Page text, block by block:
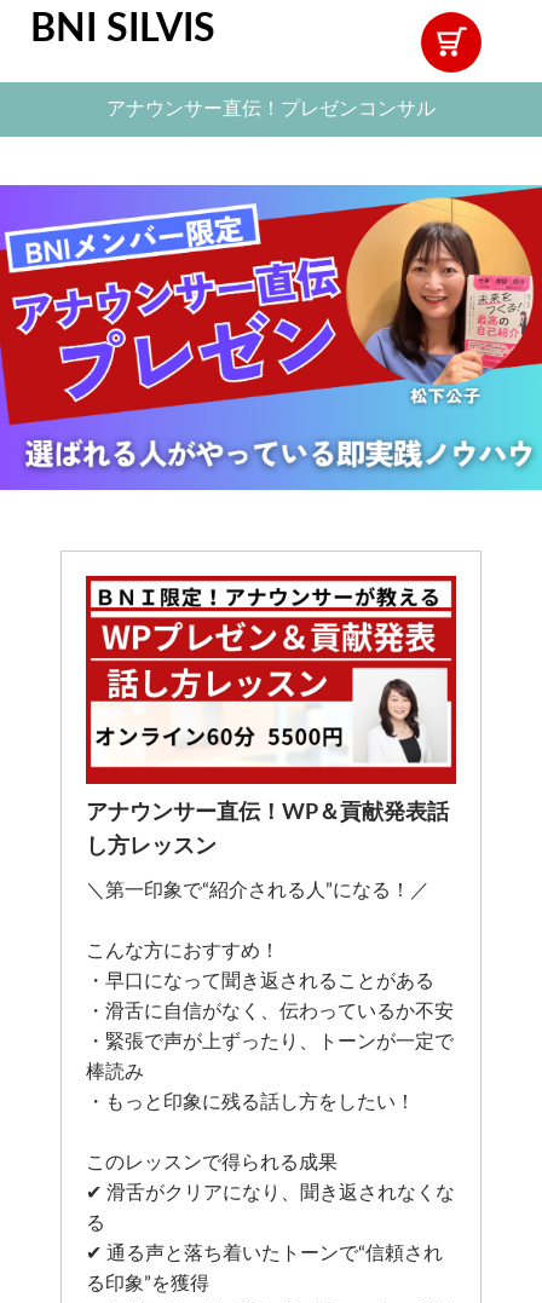
BNI SILVIS
アナウンサー直伝！プレゼンコンサル
アナウンサー直伝！WP＆貢献発表話
し方レッスン
＼第一印象で“紹介される人”になる！／
こんな方におすすめ！
・早口になって聞き返されることがある
・滑舌に自信がなく、伝わっているか不安
・緊張で声が上ずったり、トーンが一定で
棒読み
・もっと印象に残る話し方をしたい！
このレッスンで得られる成果
✔ 滑舌がクリアになり、聞き返されなくな
る
✔ 通る声と落ち着いたトーンで“信頼され
る印象”を獲得